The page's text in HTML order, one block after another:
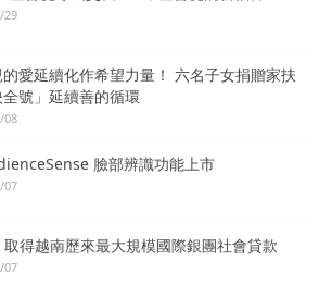
29
愛延續化作希望力量！ 六名子女捐贈家扶
全號」延續善的循環
08
臉部辨識功能上市
07
得越南歷來最大規模國際銀團社會貸款
07